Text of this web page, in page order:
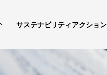
サステナビリティアクション